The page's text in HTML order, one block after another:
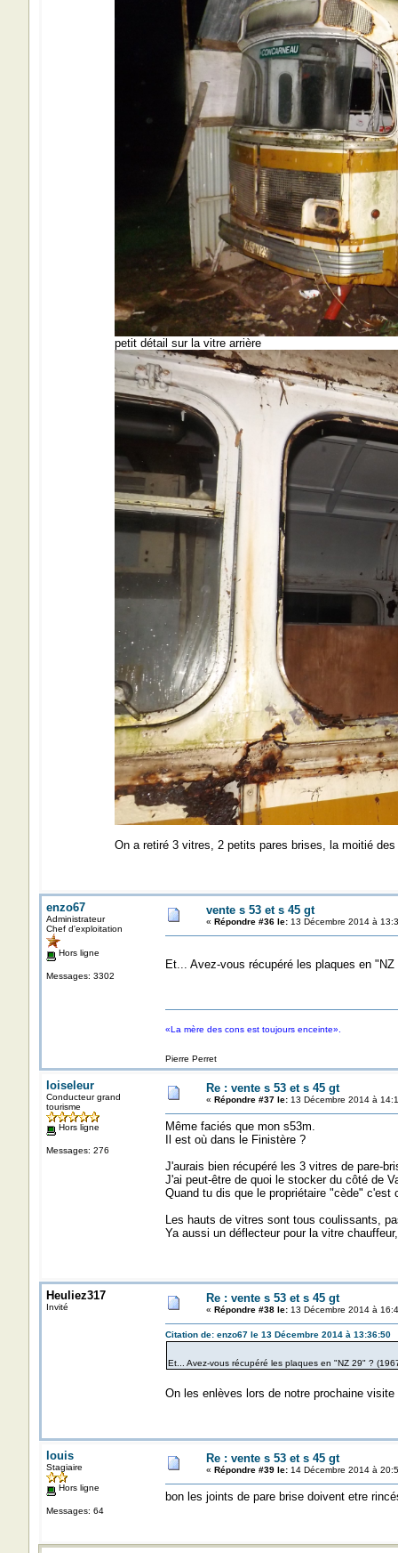
petit détail sur la vitre arrière
On a retiré 3 vitres, 2 petits pares brises, la moitié
enzo67
Administrateur
Chef d'exploitation
Hors ligne
Messages: 3302
vente s 53 et s 45 gt
« Répondre #36 le:13 Décembre 2014 à
Et... Avez-vous récupéré les plaques en
«La mère des cons est toujours enceinte».
Pierre Perret
loiseleur
Conducteur grand
tourisme
Hors ligne
Messages: 276
Re : vente s 53 et s 45 gt
« Répondre #37 le:13 Décembre 2014 à
Même faciés que mon s53m.
Il est où dans le Finistère ?
J'aurais bien récupéré les 3 vitres de pare-
J'ai peut-être de quoi le stocker du côté de
Quand tu dis que le propriétaire "cède"
Les hauts de vitres sont tous coulissants,
Ya aussi un déflecteur pour la vitre
Heuliez317
Invité
Re : vente s 53 et s 45 gt
« Répondre #38 le:13 Décembre 2014 à
Citation de: enzo67 le 13 Décembre 2014 à 13:36:50
Et... Avez-vous récupéré les plaques en "NZ 29" ?
On les enlèves lors de notre prochaine visite
louis
Stagiaire
Hors ligne
Messages: 64
Re : vente s 53 et s 45 gt
« Répondre #39 le:14 Décembre 2014 à
bon les joints de pare brise doivent etre